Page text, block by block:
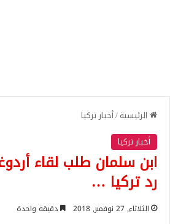
الرئيسية/أخبار تركيا
أخبار تركيا
ابن سلمان طلب لقاء
رد تركيا …
الثلاثاء, 27 نوفمبر, 2018 دقيقة واحدة